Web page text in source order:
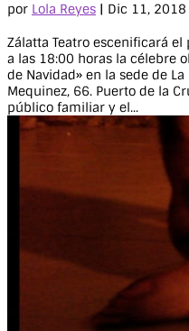
por Lola Reyes | Dic 11, 2018
Zálatta Teatro escenificará
a las 18:00 horas la célebre
de Navidad» en la sede de
Mequinez, 66. Puerto de la
público familiar y el...